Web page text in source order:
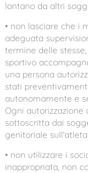
lontano da altri
• non lasciare che i
adeguata
termine delle
sportivo
una persona
stati
autonomamente e
Ogni autorizzazione
sottoscritta dai
genitoriale
• non utilizzare i
inappropriata, non